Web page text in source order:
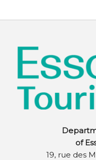
of
19, rue des